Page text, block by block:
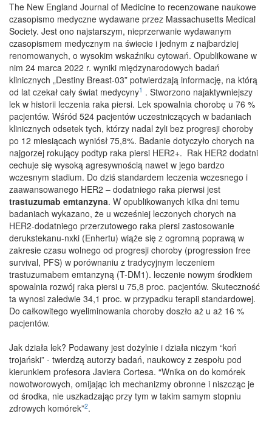
The New England Journal of Medicine to recenzowane naukowe
czasopismo medyczne wydawane przez Massachusetts Medical
Society. Jest ono najstarszym, nieprzerwanie wydawanym
czasopismem medycznym na świecie i jednym z najbardziej
renomowanych, o wysokim wskaźniku cytowań. Opublikowane w
nim 24 marca 2022 r. wyniki międzynarodowych badań
klinicznych „Destiny Breast-03” potwierdzają informację, na którą
od lat czekał cały świat medycyny1 . Stworzono najaktywniejszy
lek w historii leczenia raka piersi. Lek spowalnia chorobę u 76 %
pacjentów. Wśród 524 pacjentów uczestniczących w badaniach
klinicznych odsetek tych, którzy nadal żyli bez progresji choroby
po 12 miesiącach wyniósł 75,8%. Badanie dotyczyło chorych na
najgorzej rokujący podtyp raka piersi HER2+. Rak HER2 dodatni
cechuje się wysoką agresywnością nawet w jego bardzo
wczesnym stadium. Do dziś standardem leczenia wczesnego i
zaawansowanego HER2 – dodatniego raka pierwsi jest
trastuzumab emtanzyna. W opublikowanych kilka dni temu
badaniach wykazano, że u wcześniej leczonych chorych na
HER2-dodatniego przerzutowego raka piersi zastosowanie
derukstekanu-nxki (Enhertu) wiąże się z ogromną poprawą w
zakresie czasu wolnego od progresji choroby (progression free
survival, PFS) w porównaniu z tradycyjnym leczeniem
trastuzumabem emtanzyną (T-DM1). leczenie nowym środkiem
spowalnia rozwój raka piersi u 75,8 proc. pacjentów. Skuteczność
ta wynosi zaledwie 34,1 proc. w przypadku terapii standardowej.
Do całkowitego wyeliminowania choroby doszło aż u aż 16 %
pacjentów.
Jak działa lek? Podawany jest dożylnie i działa niczym “koń
trojański” - twierdzą autorzy badań, naukowcy z zespołu pod
kierunkiem profesora Javiera Cortesa. “Wnika on do komórek
nowotworowych, omijając ich mechanizmy obronne i niszcząc je
od środka, nie uszkadzając przy tym w takim samym stopniu
zdrowych komórek”2.